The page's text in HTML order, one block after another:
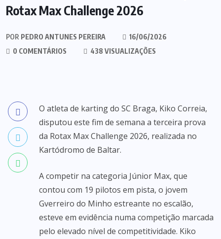
Rotax Max Challenge 2026
POR PEDRO ANTUNES PEREIRA
16/06/2026
0 COMENTÁRIOS
438 VISUALIZAÇÕES
O atleta de karting do SC Braga, Kiko Correia,
disputou este fim de semana a terceira prova
da Rotax Max Challenge 2026, realizada no
Kartódromo de Baltar.
A competir na categoria Júnior Max, que
contou com 19 pilotos em pista, o jovem
Gverreiro do Minho estreante no escalão,
esteve em evidência numa competição marcada
pelo elevado nível de competitividade. Kiko